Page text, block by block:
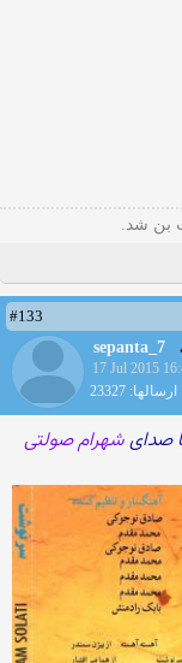
بن شد.
#133
sepanta_7
17 Jul 2015
ارسالها: 23327
صدایشهرام صولتی